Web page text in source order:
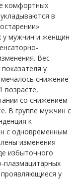
комфортных
в
у мужчин и женщин
Вес
у
снижение
возрасте,
со снижением
В группе мужчин с
к
с одновременным
изменения
избыточного
плазмацитарных
у